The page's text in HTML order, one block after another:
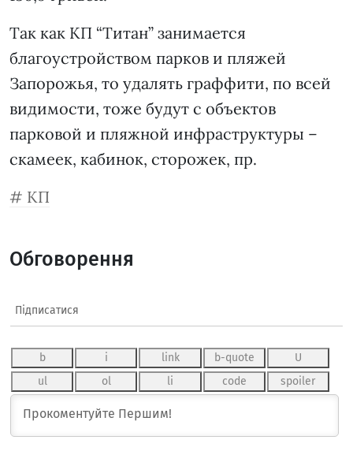
Так как КП “Титан” занимается
благоустройством парков и пляжей
Запорожья, то удалять граффити, по всей
видимости, тоже будут с объектов
парковой и пляжной инфраструктуры –
скамеек, кабинок, сторожек, пр.
КП
Обговорення
Підписатися